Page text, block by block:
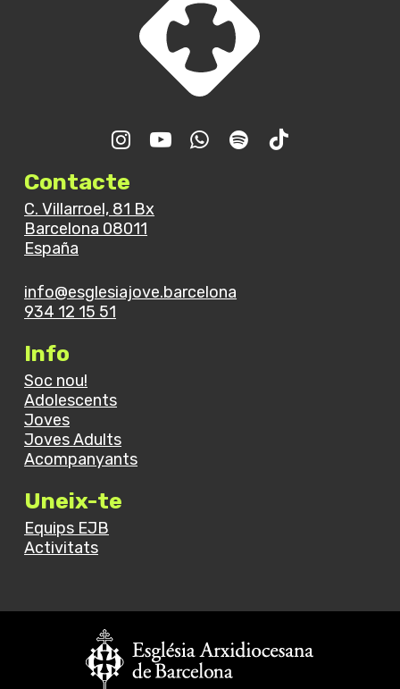
Contacte
C. Villarroel, 81 Bx
Barcelona 08011
España
info@esglesiajove.barcelona
934 12 15 51
Info
Soc nou!
Adolescents
Joves
Joves Adults
Acompanyants
Uneix-te
Equips EJB
Activitats